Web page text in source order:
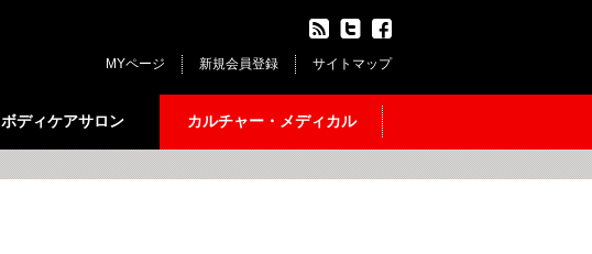
サイトマップ
新規会員登録
MYページ
ボディケアサロン カルチャー・メディカル